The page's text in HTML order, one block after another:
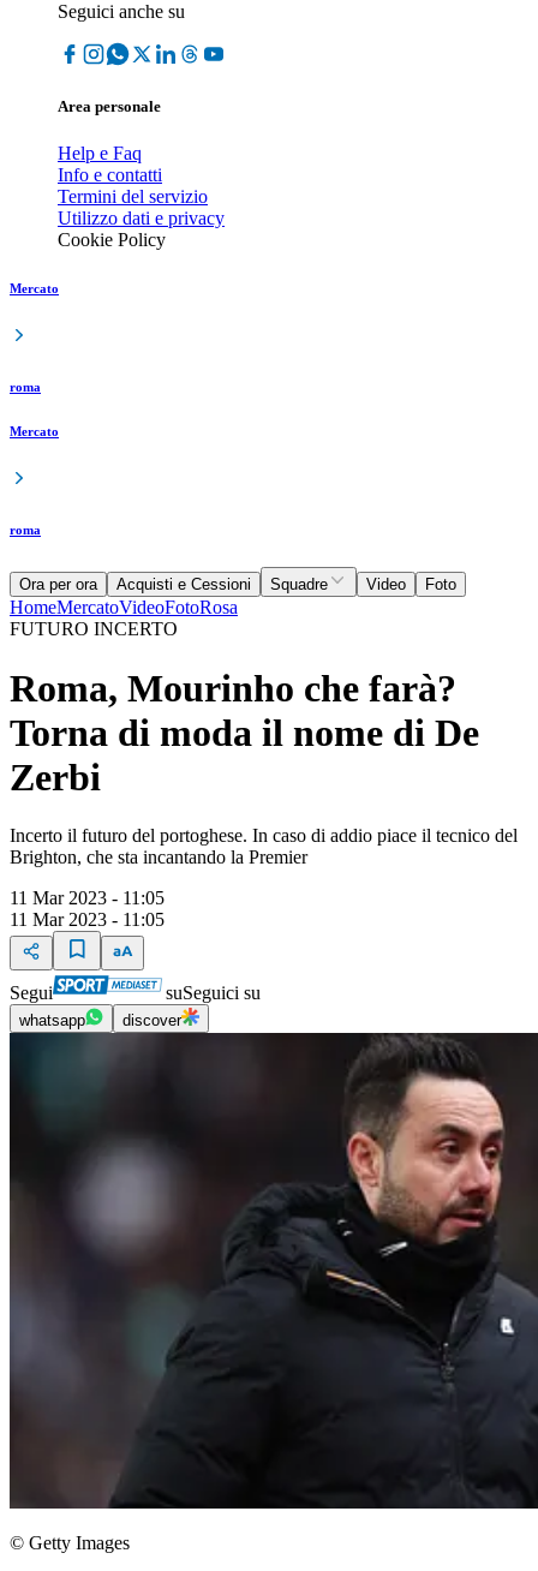
Seguici anche su
Area personale
Help e Faq
Info e contatti
Termini del servizio
Utilizzo dati e privacy
Cookie Policy
Mercato
roma
Mercato
roma
Ora per ora Acquisti e Cessioni Squadre Video Foto
HomeMercatoVideoFotoRosa
FUTURO INCERTO
Roma, Mourinho che farà?
Torna di moda il nome di De
Zerbi
Incerto il futuro del portoghese. In caso di addio piace il tecnico del
Brighton, che sta incantando la Premier
11 Mar 2023 - 11:05
11 Mar 2023 - 11:05
Segui suSeguici su
whatsapp discover
© Getty Images